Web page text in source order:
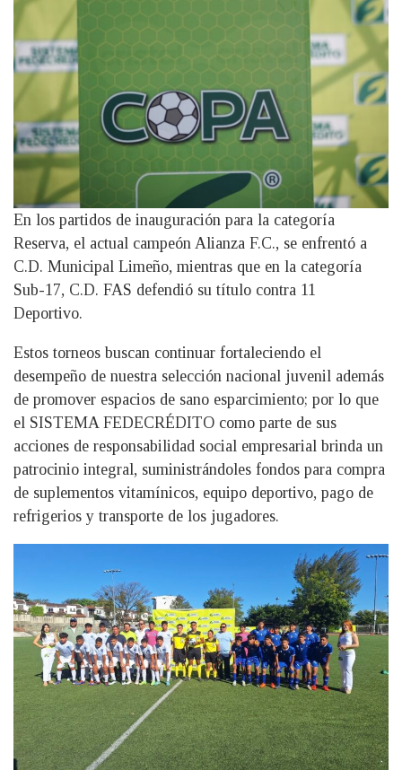
En los partidos de inauguración para la categoría
Reserva, el actual campeón Alianza F.C., se enfrentó a
C.D. Municipal Limeño, mientras que en la categoría
Sub-17, C.D. FAS defendió su título contra 11
Deportivo.
Estos torneos buscan continuar fortaleciendo el
desempeño de nuestra selección nacional juvenil además
de promover espacios de sano esparcimiento; por lo que
el SISTEMA FEDECRÉDITO como parte de sus
acciones de responsabilidad social empresarial brinda un
patrocinio integral, suministrándoles fondos para compra
de suplementos vitamínicos, equipo deportivo, pago de
refrigerios y transporte de los jugadores.